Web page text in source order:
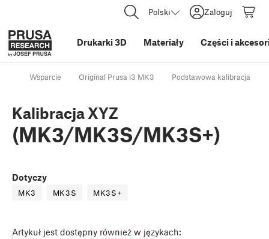
Polski Zaloguj
Drukarki 3D Materiały Części i
Wsparcie Original Prusa i3 MK3 Podstawowa kalibracja
Kalibracja XYZ
(MK3/MK3S/MK3S+)
Dotyczy
MK3 MK3S MK3S+
Artykuł jest dostępny również w językach: